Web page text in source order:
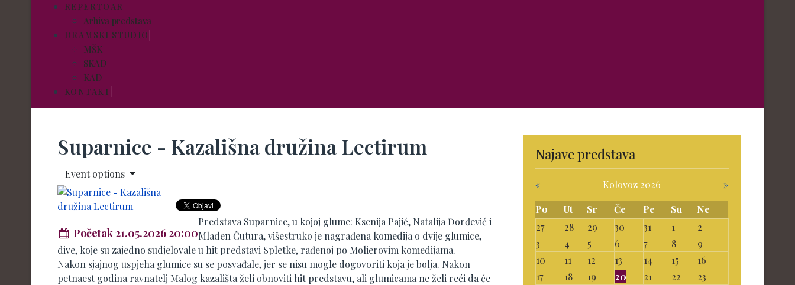
REPERTOAR
Arhiva predstava
DRAMSKI STUDIO
MŠK
SKAD
KAD
KONTAKT
Suparnice - Kazališna družina Lectirum
Event options
Početak 21.05.2026 20:00
Predstava Suparnice, u kojoj glume: Ksenija Pajić, Natalija Đorđević i
Mladen Čutura, višestruko je nagrađena komedija o dvije glumice,
dive, koje su zajedno sudjelovale u hit predstavi Spletke, rađenoj po Molierovim komedijama.
Nakon sjajnog uspjeha glumice su se posvađale, jer se nisu mogle dogovoriti koja je bolja. Nakon
petnaest godina ravnatelj Malog kazališta želi obnoviti hit predstavu, ali glumicama ne želi reći da će
Najave predstava
« Kolovoz 2026
»
Po
Ut Sr Če Pe Su
Ne
27
28 29 30 31 1
2
3
4 5 6 7 8
9
10
11 12 13 14 15
16
17
18 19 20 21 22
23